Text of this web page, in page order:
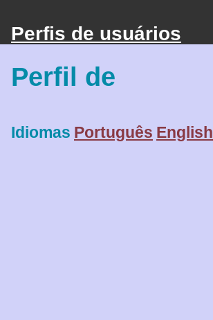
Perfis de usuários
Perfil de
Idiomas Português English